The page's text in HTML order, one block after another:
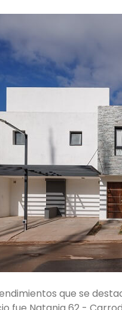
que se